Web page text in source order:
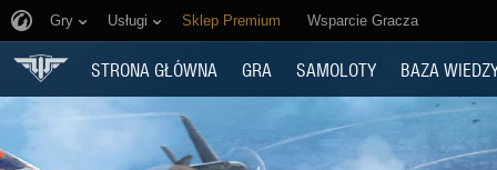
Gry Usługi Sklep Premium Wsparcie Gracza
STRONA GŁÓWNA GRA SAMOLOTY BAZA